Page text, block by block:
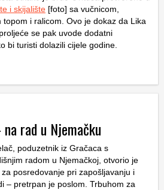
i skijalište [foto] sa vučnicom,
topom i ralicom. Ovo je dokaz da Lika
se pak uvode dodatni
bi turisti dolazili cijele godine.
rad u Njemačku
poduzetnik iz Gračaca s
radom u Njemačkoj, otvorio je
posredovanje pri zapošljavanju i
– pretrpan je poslom. Trbuhom za